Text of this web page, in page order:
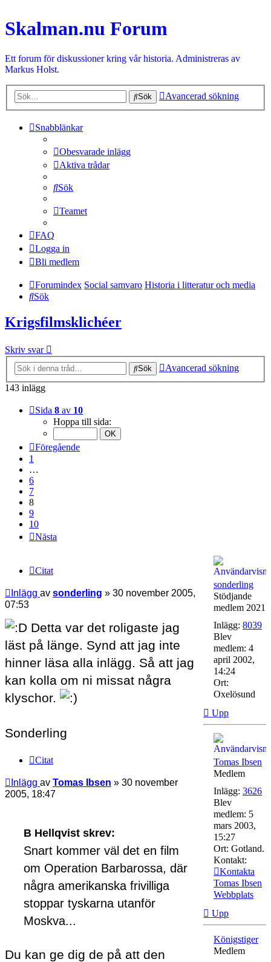
Skalman.nu Forum
Ett forum för diskussioner kring vår historia. Administreras av
Markus Holst.
Sök Avancerad sökning
Snabblänkar
Obesvarade inlägg
Aktiva trådar
Sök
Teamet
FAQ
Logga in
Bli medlem
Forumindex Social samvaro Historia i litteratur och media
Sök
Krigsfilmsklichéer
Skriv svar
Sök
Avancerad sökning
143 inlägg
Sida 8 av 10
Hoppa till sida:
Föregående
1
…
6
7
8
9
10
Nästa
sonderling
Stödjande
medlem 2021
Inlägg: 8039
Blev
medlem: 4
april 2002,
14:24
Ort:
Oxelösund
Citat
Inlägg av sonderling » 30 november 2005,
07:53
Detta var det roligaste jag
läst på länge. Synd att jag inte
hinner läsa alla inlägg. Så att jag
kan kolla om ni missat några
klyschor.
Sonderling
Upp
Tomas Ibsen
Medlem
Inlägg: 3626
Blev
medlem: 5
mars 2003,
15:27
Ort: Gotland.
Kontakt:
Kontakta
Tomas Ibsen
Webbplats
Citat
Inlägg av Tomas Ibsen » 30 november
2005, 18:47
B Hellqvist skrev:
Snart kommer väl det en film
om Operation Barbarossa, där
några amerikanska frivilliga
stoppar tyskarna utanför
Moskva...
Du kan ge dig de på att den
Upp
Königstiger
Medlem